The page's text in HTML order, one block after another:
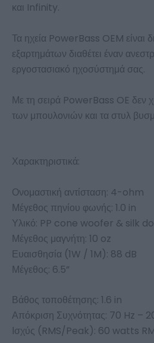
και Infinity.
Τα ηχεία PowerBass OEM είναι
εξαρτημάτων διαθέτει έναν
εργοστασιακό ηχοσύστημά σας.
Με τη σειρά PowerBass OE δεν
των μπουλονιών και τα στυλ
Χαρακτηριστικά:
Ονομαστική αντίσταση: 4-ohm
Μέγεθος πηνίου φωνής: 1.0 in
Υλικό: PP cone woofer & silk
Μέγεθος μαγνήτη: 10 oz
Ευαισθησία (1W / 1M): 88 dB
Μέγεθος: 6.5”
Βάθος τοποθέτησης: 1.6 in
Απόκριση Συχνότητας: 70 Hz –
Ισχύς (RMS/Peak): 60 watts